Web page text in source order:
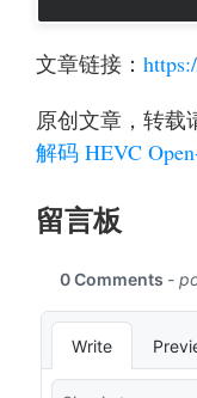
文章链接：
原创文章，转
解码 HEVC
留言板